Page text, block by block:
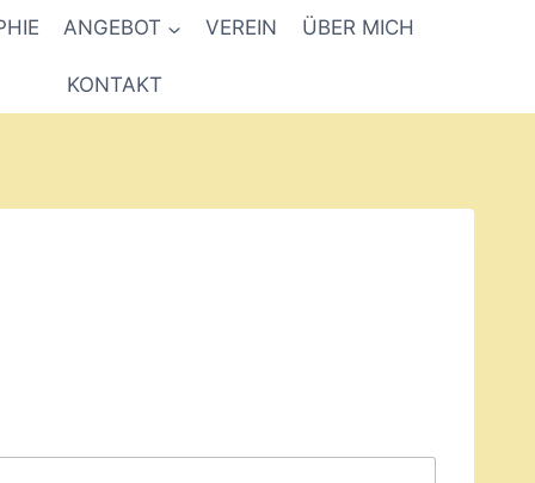
ANGEBOT VEREIN ÜBER MICH
KONTAKT